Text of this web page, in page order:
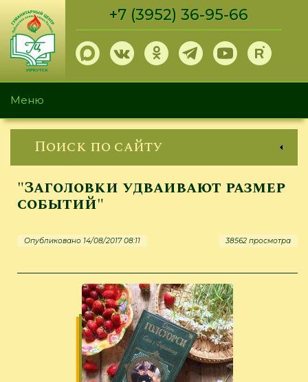
Перейти
основному
содержанию
+7 (3952) 36-95-66
Меню
Поиск по сайту
"Заголовки удваивают размер
событий"
Опубликовано 14/08/2017 08:11 38562 просмотра